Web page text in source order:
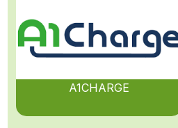
A1CHARGE